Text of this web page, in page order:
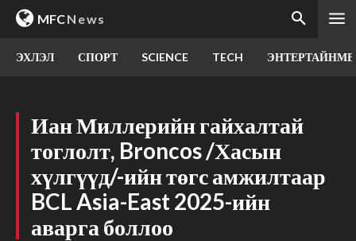
MFCNews
ЭХЛЭЛ СПОРТ SCIENCE TECH
Иан Миллерийн гайхалтай
тоглолт, Broncos /Хасын
хүлгүүд/-ийн төгс амжилтаар
BCL Asia-East 2025-ийн
аварга боллоо